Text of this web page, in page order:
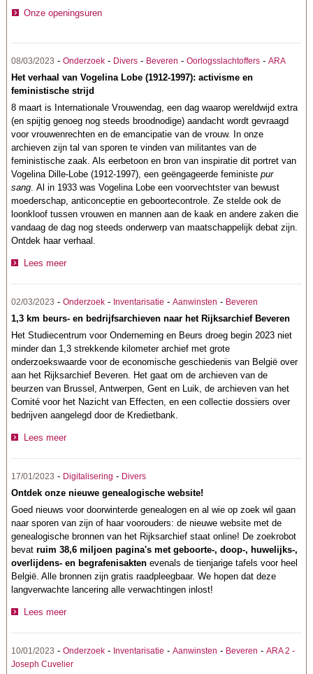
Onze openingsuren
08/03/2023 -Onderzoek - Divers - Beveren -Oorlogsslachtoffers -ARA
Het verhaal van Vogelina Lobe (1912-1997): activisme en
feministische strijd
8 maart is Internationale Vrouwendag, een dag waarop wereldwijd extra
(en spijtig genoeg nog steeds broodnodige) aandacht wordt gevraagd
voor vrouwenrechten en de emancipatie van de vrouw. In onze
archieven zijn tal van sporen te vinden van militantes van de
feministische zaak. Als eerbetoon en bron van inspiratie dit portret van
Vogelina Dille-Lobe (1912-1997), een geëngageerde feministepur
sang. Al in 1933 was Vogelina Lobe een voorvechtster van bewust
moederschap, anticonceptie en geboortecontrole. Ze stelde ook de
loonkloof tussen vrouwen en mannen aan de kaak en andere zaken die
vandaag de dag nog steeds onderwerp van maatschappelijk debat zijn.
Ontdek haar verhaal.
Lees meer
02/03/2023 -Onderzoek - Inventarisatie -Aanwinsten - Beveren
1,3 km beurs- en bedrijfsarchieven naar het Rijksarchief Beveren
Het Studiecentrum voor Onderneming en Beurs droeg begin 2023 niet
minder dan 1,3 strekkende kilometer archief met grote
onderzoekswaarde voor de economische geschiedenis van België over
aan het Rijksarchief Beveren. Het gaat om de archieven van de
beurzen van Brussel, Antwerpen, Gent en Luik, de archieven van het
Comité voor het Nazicht van Effecten, en een collectie dossiers over
bedrijven aangelegd door de Kredietbank.
Lees meer
17/01/2023 - Digitalisering - Divers
Ontdek onze nieuwe genealogische website!
Goed nieuws voor doorwinterde genealogen en al wie op zoek wil gaan
naar sporen van zijn of haar voorouders: de nieuwe website met de
genealogische bronnen van het Rijksarchief staat online! De zoekrobot
bevatruim 38,6 miljoen pagina's met geboorte-, doop-, huwelijks-,
overlijdens- en begrafenisaktenevenals de tienjarige tafels voor heel
België. Alle bronnen zijn gratis raadpleegbaar. We hopen dat deze
langverwachte lancering alle verwachtingen inlost!
Lees meer
10/01/2023 -Onderzoek - Inventarisatie -Aanwinsten - Beveren -ARA 2 -
Joseph Cuvelier